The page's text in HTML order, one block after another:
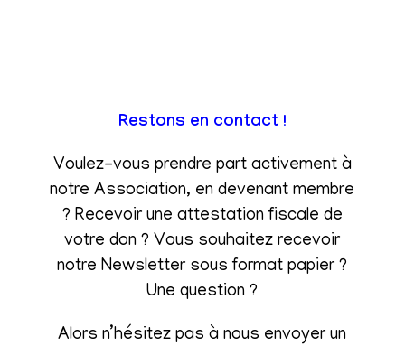
Restons en contact !
Voulez-vous prendre part activement à
notre Association, en devenant membre
? Recevoir une attestation fiscale de
votre don ? Vous souhaitez recevoir
notre Newsletter sous format papier ?
Une question ?
Alors n’hésitez pas à nous envoyer un